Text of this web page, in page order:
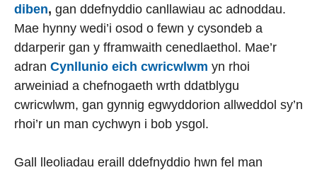
diben, gan ddefnyddio canllawiau ac adnoddau.
Mae hynny wedi’i osod o fewn y cysondeb a
ddarperir gan y fframwaith cenedlaethol. Mae’r
adran Cynllunio eich cwricwlwm yn rhoi
arweiniad a chefnogaeth wrth ddatblygu
cwricwlwm, gan gynnig egwyddorion allweddol sy’n
rhoi’r un man cychwyn i bob ysgol.
Gall lleoliadau eraill ddefnyddio hwn fel man